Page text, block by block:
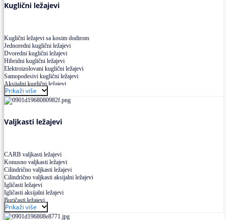
Kuglični ležajevi
Kuglični ležajevi sa kosim dodirom
Jednoredni kuglični ležajevi
Dvoredni kuglični ležajevi
Hibridni kuglični ležajevi
Elektroizolovani kuglični ležajevi
Samopodesivi kuglični ležajevi
Aksijalni kuglični ležajevi
Kuglični ležajevi od nerđajućeg čelika
Prikaži više
Valjkasti ležajevi
CARB valjkasti ležajevi
Konusno valjkasti ležajevi
Cilindrično valjkasti ležajevi
Cilindrično valjkasti aksijalni ležajevi
Igličasti ležajevi
Igličasti aksijalni ležajevi
Buričasti ležajevi
Buričasti zaptiveni ležajevi
Buričasti aksijalni ležajevi
Prikaži više